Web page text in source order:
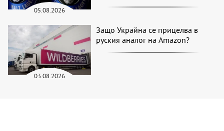
05.08.2026
03.08.2026
Защо Украйна се прицелва в
руския аналог на Amazon?